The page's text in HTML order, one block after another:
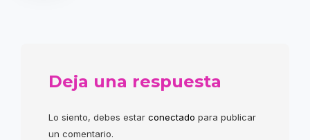
Deja una respuesta
Lo siento, debes estar conectado para publicar
un comentario.